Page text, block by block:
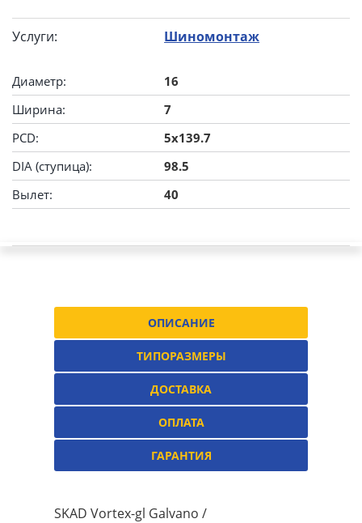
Услуги: Шиномонтаж
Диаметр:
16
Ширина:
7
PCD:
5x139.7
DIA (ступица):
98.5
Вылет:
40
ОПИСАНИЕ
ТИПОРАЗМЕРЫ
ДОСТАВКА
ОПЛАТА
ГАРАНТИЯ
SKAD Vortex-gl Galvano /